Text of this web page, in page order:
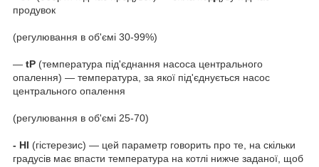
продувок
(регулювання в об'ємі 30-99%)
― tP (температура під'єднання насоса центрального
опалення) — температура, за якої під'єднується насос
центрального опалення
(регулювання в об'ємі 25-70)
- НІ (гістерезис) — цей параметр говорить про те, на скільки
градусів має впасти температура на котлі нижче заданої, щоб